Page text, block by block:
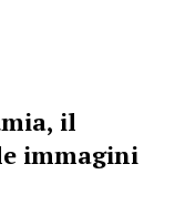
il
immagini